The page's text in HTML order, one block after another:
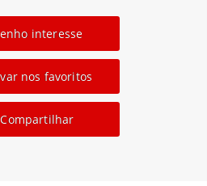
interesse
nos favoritos
Compartilhar